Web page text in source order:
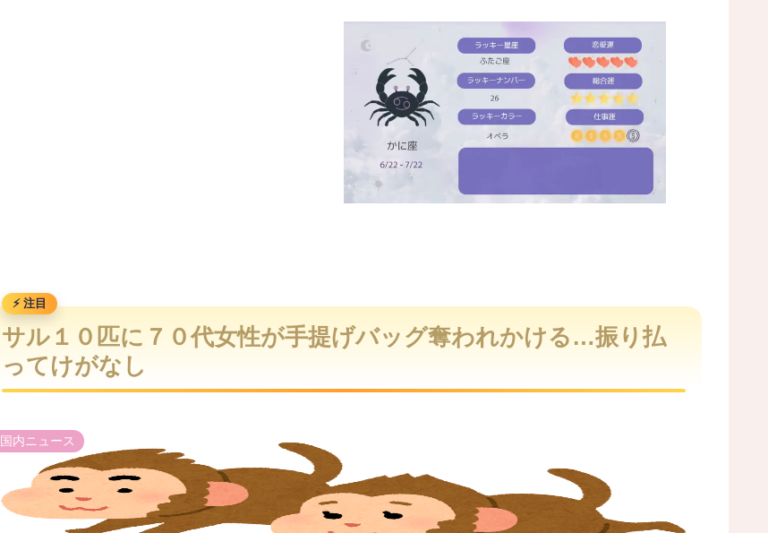
【動画】両方馬鹿（笑）ミニストップでトラックと衝突したドラレコが（ノ∇`）
【動画】高速道路を走行中の車からリアガラスが飛んでくる事故(ﾟoﾟ)
e
サル１０匹に７０代女性が手提げバッグ奪われかける…振り払
ってけがなし
国内ニュース